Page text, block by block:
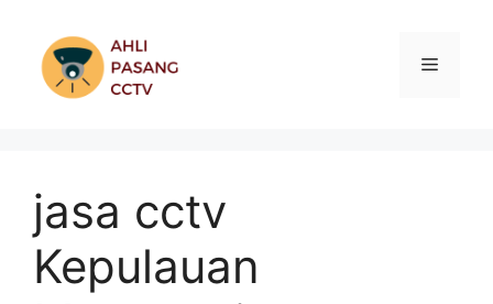
content
Menu
jasa cctv
Kepulauan